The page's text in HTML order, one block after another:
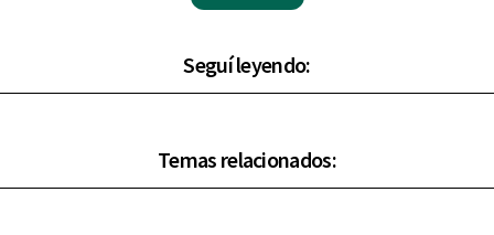
Seguí leyendo:
Temas relacionados: